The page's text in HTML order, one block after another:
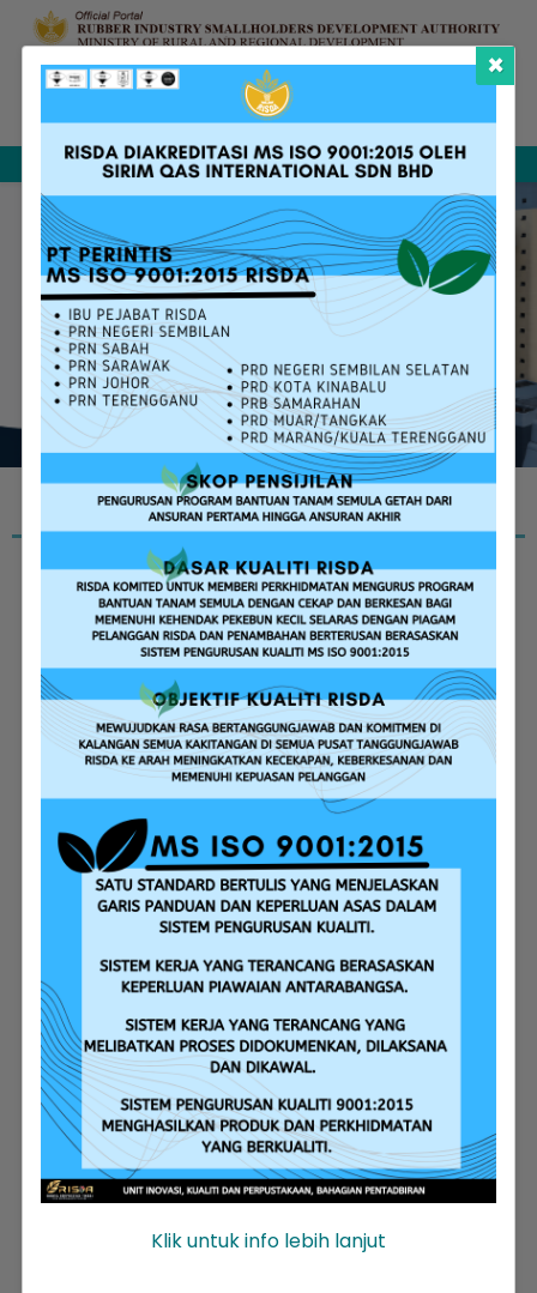
FAQ Contact Us
Search
WELCOMETOTHE
NEW OFFICIALPO RTAL
RISDA
nformativeand
rfr iendl y
RISDA SERVICES
Replanting Assistance
Entrepreneur Development
×
Klik untuk info lebih lanjut